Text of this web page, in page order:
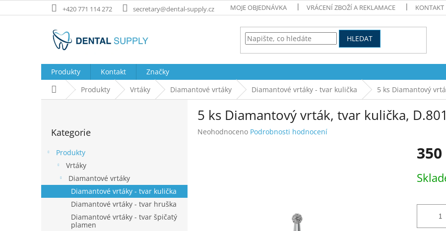
na
+420 771 114 272 secretary@dental-supply.cz MOJE OBJEDNÁVKA VRÁCENÍ ZBOŽÍ A REKLAMACE KONTAKT
HLEDAT
Produkty Kontakt
Značky
Domů Produkty Vrtáky Diamantové vrtáky Diamantové vrtáky - tvar kulička 5 ks Diamantový
kategorie
Kategorie
Produkty
Vrtáky
Diamantové vrtáky
Diamantové vrtáky - tvar kulička
Diamantové vrtáky - tvar hruška
Diamantové vrtáky - tvar špičatý
plamen
5 ks Diamantový vrták, tvar kulička,
Průměrné
Neohodnoceno Podrobnosti hodnocení
cena: